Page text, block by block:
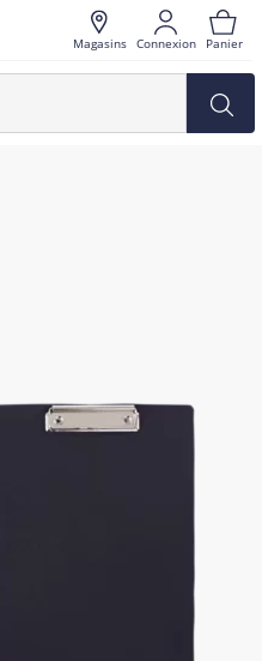
Magasins Connexion Panier